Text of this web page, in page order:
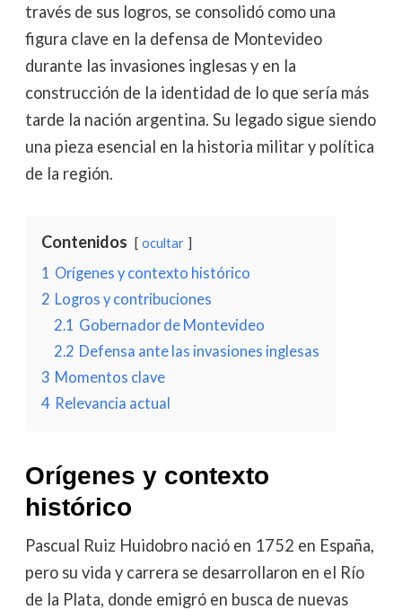
través de sus logros, se consolidó como una
figura clave en la defensa de Montevideo
durante las invasiones inglesas y en la
construcción de la identidad de lo que sería más
tarde la nación argentina. Su legado sigue siendo
una pieza esencial en la historia militar y política
de la región.
Contenidos ocultar
1 Orígenes y contexto histórico
2 Logros y contribuciones
2.1 Gobernador de Montevideo
2.2 Defensa ante las invasiones inglesas
3 Momentos clave
4 Relevancia actual
Orígenes y contexto
histórico
Pascual Ruiz Huidobro nació en 1752 en España,
pero su vida y carrera se desarrollaron en el Río
de la Plata, donde emigró en busca de nuevas